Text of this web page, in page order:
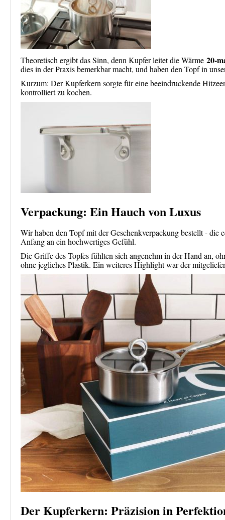
Theoretisch ergibt das Sinn, denn Kupfer leitet die Wärme 20-
dies in der Praxis bemerkbar macht, und haben den Topf in
Kurzum: Der Kupferkern sorgte für eine beeindruckende
kontrolliert zu kochen.
Verpackung: Ein Hauch von Luxus
Wir haben den Topf mit der Geschenkverpackung bestellt -
Anfang an ein hochwertiges Gefühl.
Die Griffe des Topfes fühlten sich angenehm in der Hand an,
ohne jegliches Plastik. Ein weiteres Highlight war der
Der Kupferkern: Präzision in